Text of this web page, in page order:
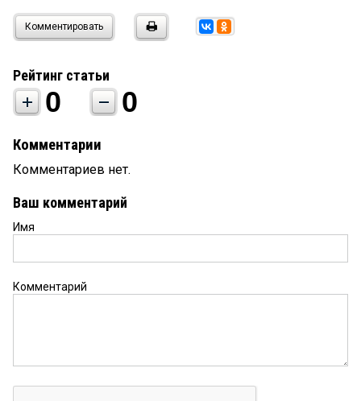
Комментировать
Рейтинг статьи
0 0
Комментарии
Комментариев нет.
Ваш комментарий
Имя
Комментарий